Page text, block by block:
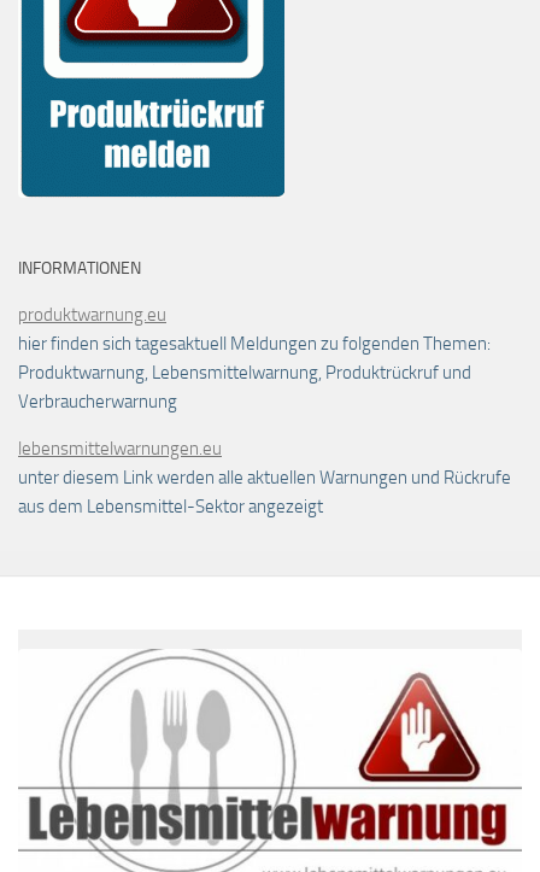
INFORMATIONEN
produktwarnung.eu
hier finden sich tagesaktuell Meldungen zu folgenden Themen:
Produktwarnung, Lebensmittelwarnung, Produktrückruf und
Verbraucherwarnung
lebensmittelwarnungen.eu
unter diesem Link werden alle aktuellen Warnungen und Rückrufe
aus dem Lebensmittel-Sektor angezeigt